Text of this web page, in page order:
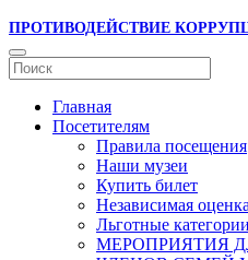
ПРОТИВОДЕЙСТВИЕ
Главная
Посетителям
Правила посещения
Наши музеи
Купить билет
Независимая
Льготные
МЕРОПРИЯТИЯ